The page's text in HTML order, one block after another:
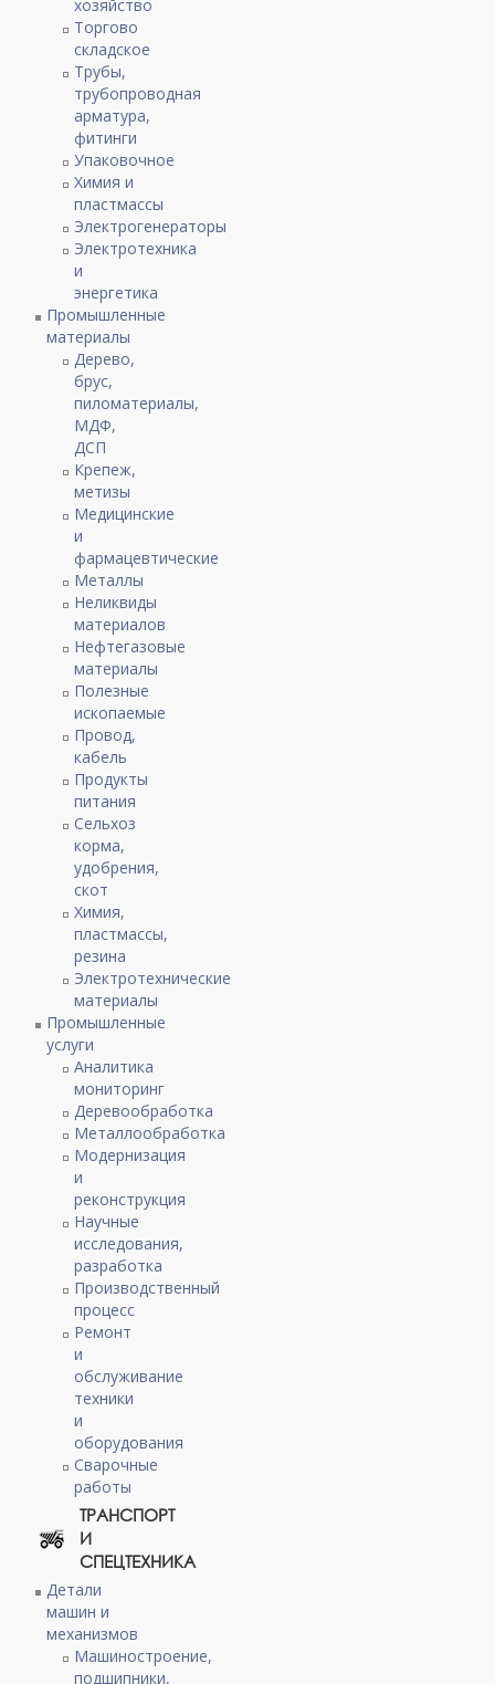
хозяйство
Торгово
складское
Трубы,
трубопроводная
арматура,
фитинги
Упаковочное
Химия и
пластмассы
Электрогенераторы
Электротехника
и
энергетика
Промышленные
материалы
Дерево,
брус,
пиломатериалы,
МДФ,
ДСП
Крепеж,
метизы
Медицинские
и
фармацевтические
Металлы
Неликвиды
материалов
Нефтегазовые
материалы
Полезные
ископаемые
Провод,
кабель
Продукты
питания
Сельхоз
корма,
удобрения,
скот
Химия,
пластмассы,
резина
Электротехнические
материалы
Промышленные
услуги
Аналитика
мониторинг
Деревообработка
Металлообработка
Модернизация
и
реконструкция
Научные
исследования,
разработка
Производственный
процесс
Ремонт
и
обслуживание
техники
и
оборудования
Сварочные
работы
ТРАНСПОРТ
И
СПЕЦТЕХНИКА
Детали
машин и
механизмов
Машиностроение,
подшипники,